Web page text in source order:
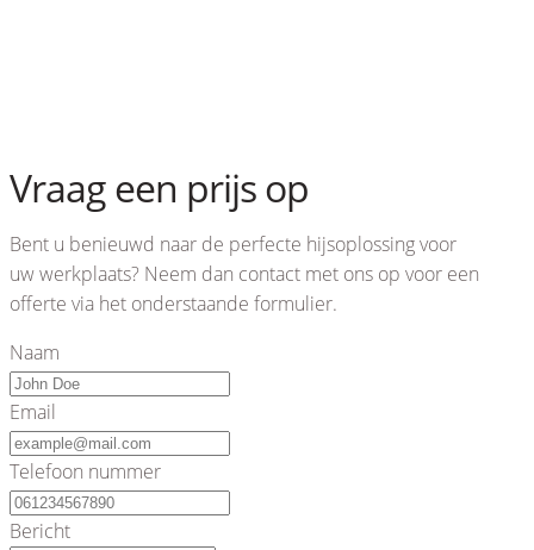
Vraag een prijs op
Bent u benieuwd naar de perfecte hijsoplossing voor
uw werkplaats? Neem dan contact met ons op voor een
offerte via het onderstaande formulier.
Naam
Email
Telefoon nummer
Bericht